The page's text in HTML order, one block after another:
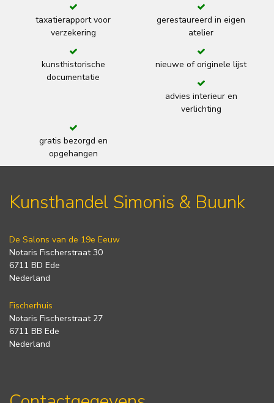
taxatierapport voor
verzekering
gerestaureerd in eigen
atelier
kunsthistorische
documentatie
nieuwe of originele lijst
advies interieur en
verlichting
gratis bezorgd en
opgehangen
Kunsthandel Simonis & Buunk
De Salons van de 19e Eeuw
Notaris Fischerstraat 30
6711 BD Ede
Nederland
Fischerhuis
Notaris Fischerstraat 27
6711 BB Ede
Nederland